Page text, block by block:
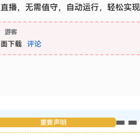
播，无需值守，自动运行，轻松实现
游客
下载 评论
重要声明